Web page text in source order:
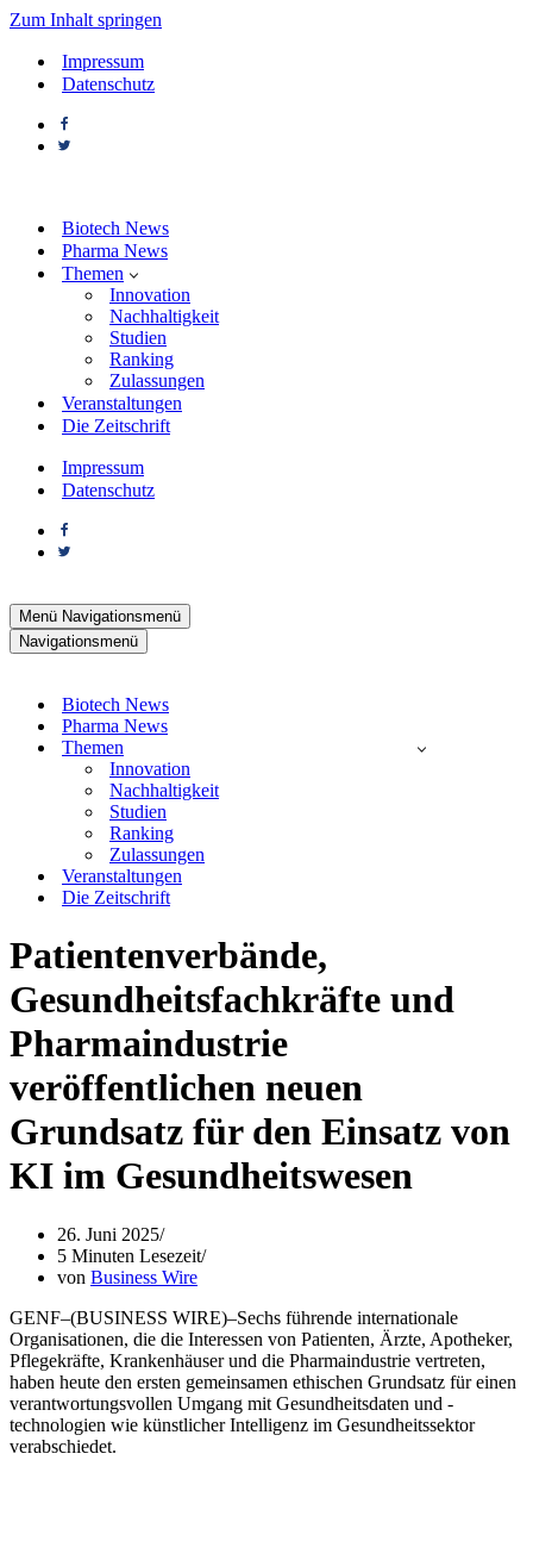
Zum Inhalt springen
Impressum
Datenschutz
Biotech News
Pharma News
Themen
Innovation
Nachhaltigkeit
Studien
Ranking
Zulassungen
Veranstaltungen
Die Zeitschrift
Impressum
Datenschutz
Menü Navigationsmenü
Navigationsmenü
Biotech News
Pharma News
Themen
Innovation
Nachhaltigkeit
Studien
Ranking
Zulassungen
Veranstaltungen
Die Zeitschrift
Patientenverbände,
Gesundheitsfachkräfte und
Pharmaindustrie
veröffentlichen neuen
Grundsatz für den Einsatz von
KI im Gesundheitswesen
26. Juni 2025
5 Minuten Lesezeit
von Business Wire
GENF–(BUSINESS WIRE)–Sechs führende internationale
Organisationen, die die Interessen von Patienten, Ärzte, Apotheker,
Pflegekräfte, Krankenhäuser und die Pharmaindustrie vertreten,
haben heute den ersten gemeinsamen ethischen Grundsatz für einen
verantwortungsvollen Umgang mit Gesundheitsdaten und -
technologien wie künstlicher Intelligenz im Gesundheitssektor
verabschiedet.